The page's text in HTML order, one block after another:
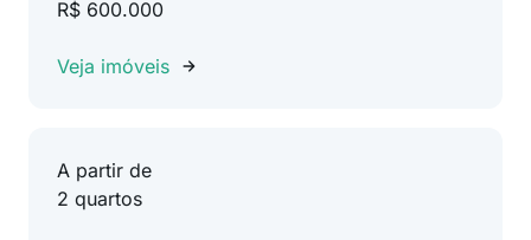
R$ 600.000
Veja imóveis
A partir de
2 quartos